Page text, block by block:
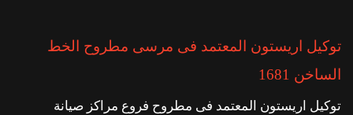
توكيل اريستون المعتمد فى مرسى مطروح الخط
الساخن 1681
توكيل اريستون المعتمد فى مطروح فروع مراكز صيانة